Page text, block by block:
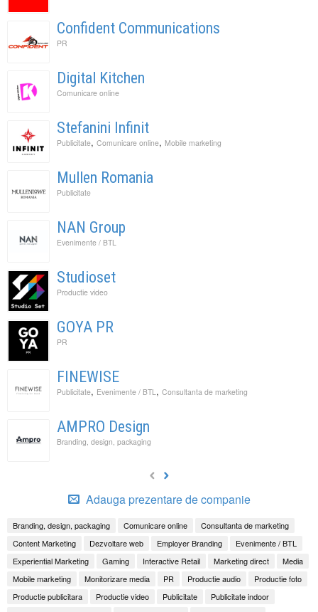
Confident Communications
PR
Digital Kitchen
Comunicare online
Stefanini Infinit
Publicitate, Comunicare online, Mobile marketing
Mullen Romania
Publicitate
NAN Group
Evenimente / BTL
Studioset
Productie video
GOYA PR
PR
FINEWISE
Publicitate, Evenimente / BTL, Consultanta de marketing
AMPRO Design
Branding, design, packaging
Adauga prezentare de companie
Branding, design, packaging Comunicare online
Consultanta de marketing
Content Marketing
Dezvoltare web Employer Branding
Evenimente / BTL
Experiential Marketing
Gaming Interactive Retail Marketing direct
Media
Mobile marketing
Monitorizare media PR Productie audio
Productie foto
Productie publicitara
Productie video Publicitate
Publicitate indoor